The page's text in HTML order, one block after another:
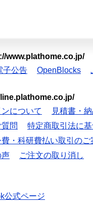
www.plathome.co.jp/
子公告 OpenBlocks
について
見積書・
問
特定商取引法に
・科研費払い取引のご
声 ご注文の取り消し
公式ページ